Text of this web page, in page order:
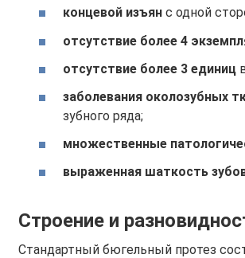
концевой изъян с одной
отсутствие более 4
отсутствие более 3 единиц
заболевания околозубных
зубного ряда;
множественные
выраженная шаткость
Строение и
Стандартный бюгельный протез